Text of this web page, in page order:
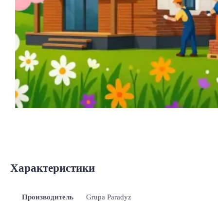
Характеристики
Производитель Grupa Paradyz